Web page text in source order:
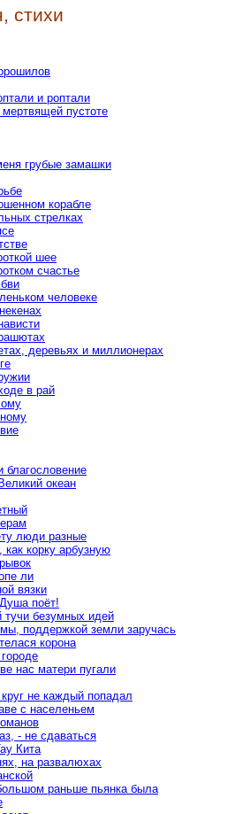
стихи
и роптали
пустоте
грубые замашки
корабле
стрелках
шее
счастье
человеке
деревьях и миллионерах
в рай
благословение
океан
люди разные
как корку арбузную
ли
вязки
поёт!
тучи безумных идей
поддержкой земли заручась
корона
нас матери пугали
не каждый попадал
с населеньем
- не сдаваться
Кита
на развалюхах
раньше пьянка была